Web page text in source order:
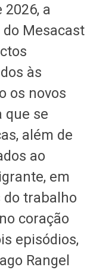
a
Mesacast
às
os novos
que se
além de
ao
em
do trabalho
coração
episódios,
Rangel